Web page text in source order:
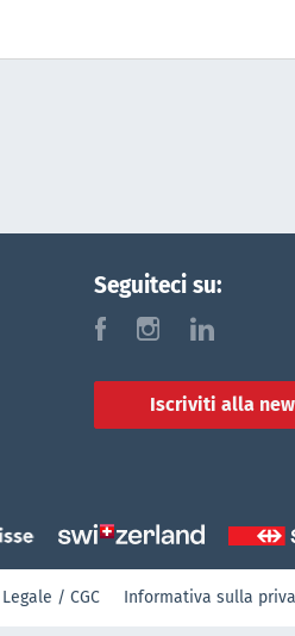
Seguiteci su:
f i l
Iscriviti alla
Legale / CGC Informativa sulla